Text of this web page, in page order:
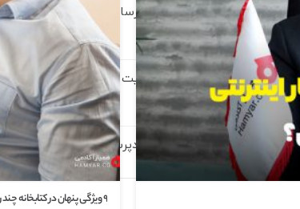
چگونه می توان رتبه الکسای
۹ ویژگی پنهان در کتابخانه چند رسانه ای
وردپرس
چگونه می توان رتبه الکسای سایت را بهبود
داد؟
افزودن دکمه تماس در سایت وردپرسی